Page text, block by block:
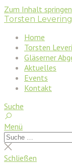
Zum Inhalt springen
Torsten
Home
Torsten
Gläserner
Aktuelles
Events
Kontakt
Suche
Menü
Suchen
nach:
Suche
schließen
Schließen